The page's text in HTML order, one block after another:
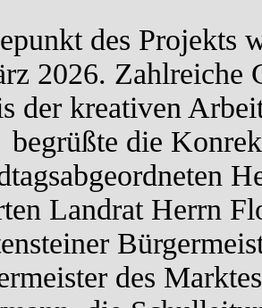
des Projekts
2026. Zahlreiche
der kreativen
begrüßte die
Landrat Herrn
des